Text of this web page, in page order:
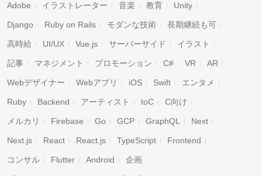
Adobe イラストレーター 音楽 教育 Unity
Django Ruby on Rails モダンな技術 長期継続も可
高時給 UI/UX Vue.js サーバーサイド イラスト
記事 マネジメント プロモーション C# VR AR
Webデザイナー Webアプリ iOS Swift エンタメ
Ruby Backend アーティスト toC C向け
メルカリ Firebase Go GCP GraphQL Next
Next.js React React.js TypeScript Frontend
コンサル Flutter Android 企画